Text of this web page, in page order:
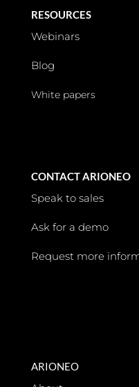
RESOURCES
Webinars
Blog
White papers
CONTACT ARIONEO
Speak to sales
Ask for a demo
Request more
ARIONEO